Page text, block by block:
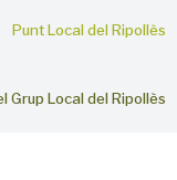
Punt Local del Ripollès
Grup Local del Ripollès